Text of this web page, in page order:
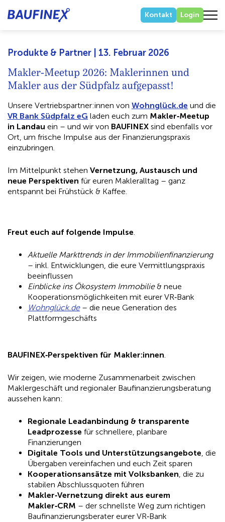
Kontakt Login
Produkte & Partner | 13. Februar 2026
Makler‑Meetup 2026: Maklerinnen und
Makler aus der Südpfalz aufgepasst!
Unsere Vertriebspartner:innen von Wohnglück.de und die
VR Bank Südpfalz eG laden euch zum Makler‑Meetup
in Landau ein – und wir von BAUFINEX sind ebenfalls vor
Ort, um frische Impulse aus der Finanzierungspraxis
einzubringen.
Im Mittelpunkt stehen Vernetzung, Austausch und
neue Perspektiven für euren Makleralltag – ganz
entspannt bei Frühstück & Kaffee.
Freut euch auf folgende Impulse.
Aktuelle Markttrends in der Immobilienfinanzierung
– inkl. Entwicklungen, die eure Vermittlungspraxis
beeinflussen
Einblicke ins Ökosystem Immobilie& neue
Kooperationsmöglichkeiten mit eurer VR‑Bank
Wohnglück.de– die neue Generation des
Plattformgeschäfts
BAUFINEX‑Perspektiven für Makler:innen.
Wir zeigen, wie moderne Zusammenarbeit zwischen
Maklergeschäft und regionaler Baufinanzierungsberatung
aussehen kann:
Regionale Leadanbindung & transparente
Leadprozesse für schnellere, planbare
Finanzierungen
Digitale Tools und Unterstützungsangebote, die
Übergaben vereinfachen und euch Zeit sparen
Kooperationsansätze mit Volksbanken, die zu
stabilen Abschlussquoten führen
Makler‑Vernetzung direkt aus eurem
Makler‑CRM – der schnellste Weg zum richtigen
Baufinanzierungsberater eurer VR‑Bank